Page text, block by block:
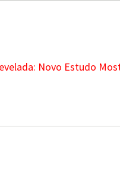
Novo Estudo